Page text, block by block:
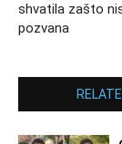
shvatila zašto
pozvana